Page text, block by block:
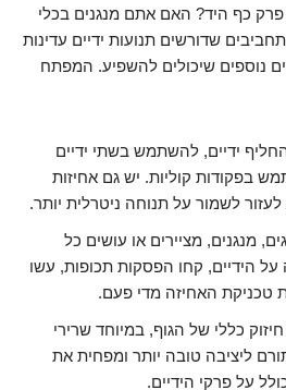
כף היד? האם אתם מנגנים בכלי
שדורשים תנועות ידיים עדינות
נוספים שיכולים להשפיע. המפתח
ידיים, להשתמש בשתי ידיים
בפקודות קוליות. יש גם אחיזות
לעזור לשמור על תנוחה ניטרלית יותר.
מנגנים, מציירים או עושים כל
הידיים, קחו הפסקות תכופות, עשו
טכניקת האחיזה מדי פעם.
חיזוק כללי של הגוף, במיוחד שרירי
ליציבה טובה יותר ומפחית את
על פרקי הידיים.